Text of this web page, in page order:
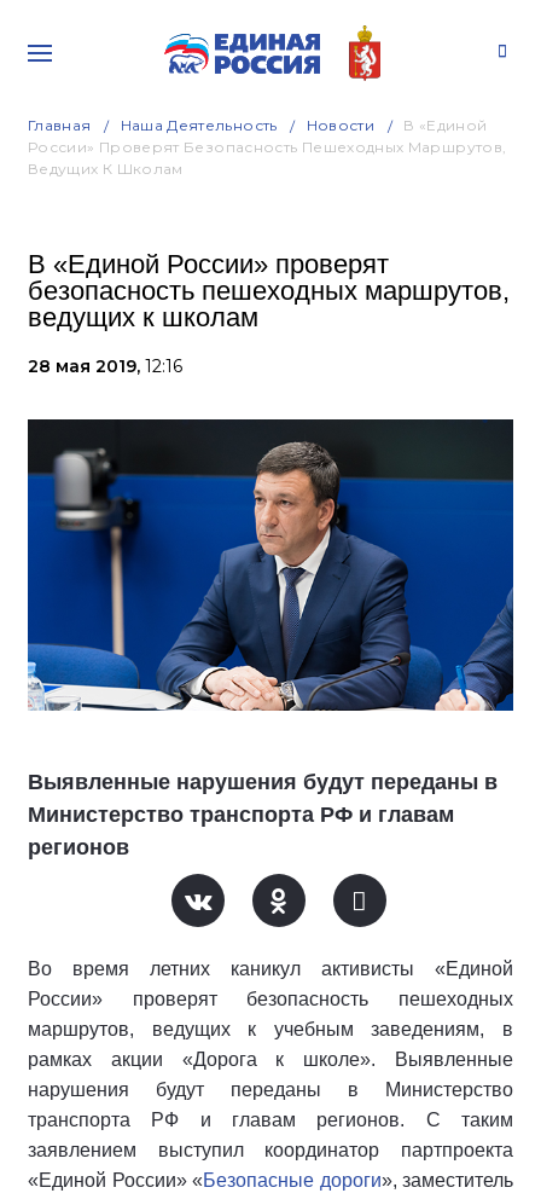
Главная Наша Деятельность Новости
В «Единой
России» Проверят Безопасность Пешеходных Маршрутов,
Ведущих К Школам
В «Единой России» проверят
безопасность пешеходных маршрутов,
ведущих к школам
28 мая 2019, 12:16
Выявленные нарушения будут переданы в
Министерство транспорта РФ и главам
регионов
Во время летних каникул активисты «Единой
России» проверят безопасность пешеходных
маршрутов, ведущих к учебным заведениям, в
рамках акции «Дорога к школе». Выявленные
нарушения будут переданы в Министерство
транспорта РФ и главам регионов. С таким
заявлением выступил координатор партпроекта
«Единой России» «Безопасные дороги», заместитель